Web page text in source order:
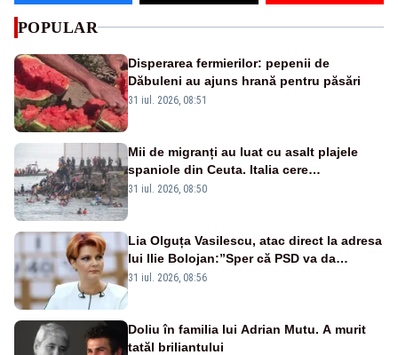
POPULAR
Disperarea fermierilor: pepenii de
Dăbuleni au ajuns hrană pentru păsări
31 iul. 2026, 08:51
Mii de migranți au luat cu asalt plajele
spaniole din Ceuta. Italia cere
suspendarea Spaniei din Schengen
31 iul. 2026, 08:50
Lia Olguța Vasilescu, atac direct la adresa
lui Ilie Bolojan:”Sper că PSD va da
următorul premier”
31 iul. 2026, 08:56
Doliu în familia lui Adrian Mutu. A murit
tatăl briliantului